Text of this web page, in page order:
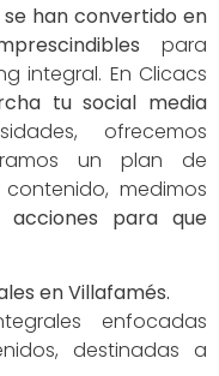
se han convertido en
para
integral. En Clicacs
tu social media
ofrecemos
un plan de
medimos
acciones para que
en Villafamés.
enfocadas
destinadas a